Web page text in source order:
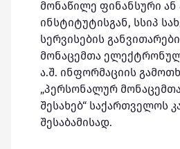
მონაწილე ფინანსური ან
ინსტიტუტისგან, სსიპ
სერვისების
მონაცემთა
ა.შ. ინფორმაციის
„პერსონალურ
შესახებ“ საქართველოს
შესაბამისად.